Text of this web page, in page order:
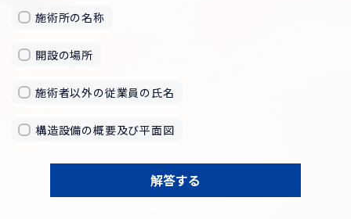
施術所の名称
開設の場所
施術者以外の従業員の氏名
構造設備の概要及び平面図
解答する